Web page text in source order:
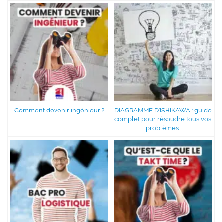
Comment devenir ingénieur ?
DIAGRAMME D’ISHIKAWA : guide
complet pour résoudre tous vos
problèmes.